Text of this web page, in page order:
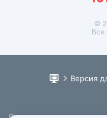
©
Все
Версия